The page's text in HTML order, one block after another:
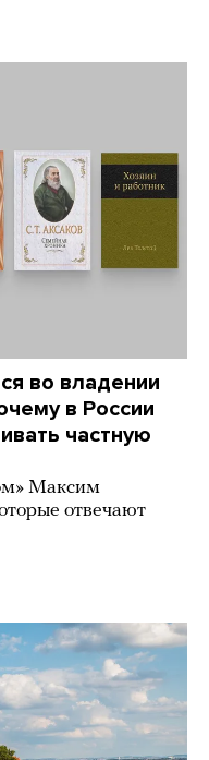
во владении
в России
частную
Максим
отвечают